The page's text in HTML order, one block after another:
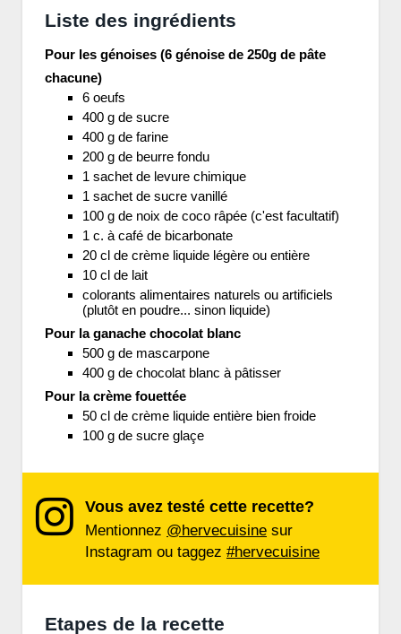
Liste des ingrédients
Pour les génoises (6 génoise de 250g de pâte
chacune)
6 oeufs
400 g de sucre
400 g de farine
200 g de beurre fondu
1 sachet de levure chimique
1 sachet de sucre vanillé
100 g de noix de coco râpée (c'est facultatif)
1 c. à café de bicarbonate
20 cl de crème liquide légère ou entière
10 cl de lait
colorants alimentaires naturels ou artificiels
(plutôt en poudre... sinon liquide)
Pour la ganache chocolat blanc
500 g de mascarpone
400 g de chocolat blanc à pâtisser
Pour la crème fouettée
50 cl de crème liquide entière bien froide
100 g de sucre glaçe
Vous avez testé cette recette?
Mentionnez @hervecuisine sur
Instagram ou taggez #hervecuisine
Etapes de la recette